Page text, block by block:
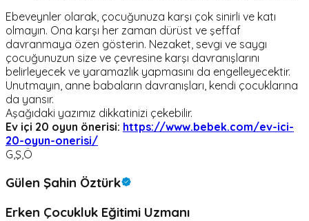
Ebeveynler olarak, çocuğunuza karşı çok sinirli ve katı
olmayın. Ona karşı her zaman dürüst ve şeffaf
davranmaya özen gösterin. Nezaket, sevgi ve saygı
çocuğunuzun size ve çevresine karşı davranışlarını
belirleyecek ve yaramazlık yapmasını da engelleyecektir.
Unutmayın, anne babaların davranışları, kendi çocuklarına
da yansır.
Aşağıdaki yazımız dikkatinizi çekebilir.
Ev içi 20 oyun önerisi: https://www.bebek.com/ev-ici-
20-oyun-onerisi/
G,Ş,Ö
Gülen Şahin Öztürk
Erken Çocukluk Eğitimi Uzmanı